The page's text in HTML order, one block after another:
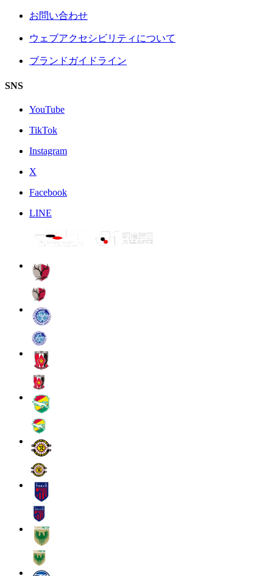
お問い合わせ
ウェブアクセシビリティについて
ブランドガイドライン
SNS
YouTube
TikTok
Instagram
X
Facebook
LINE